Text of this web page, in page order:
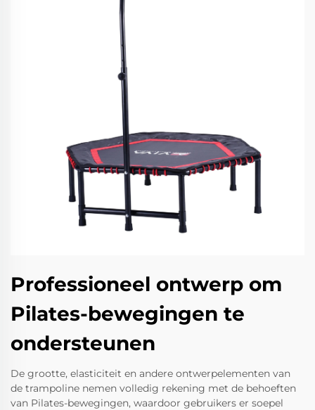
Professioneel ontwerp om
Pilates-bewegingen te
ondersteunen
De grootte, elasticiteit en andere ontwerpelementen van
de trampoline nemen volledig rekening met de behoeften
van Pilates-bewegingen, waardoor gebruikers er soepel